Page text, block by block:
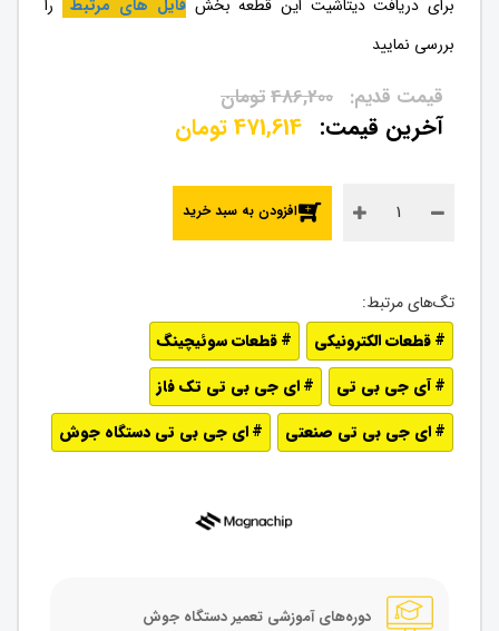
برای دریافت دیتاشیت این قطعه بخشفایل های مرتبط
را
بررسی نمایید
471,614تومان
486,200تومان
افزودن به سبد خرید
قطعات الکترونیکی
قطعات سوئیچینگ
آی جی بی تی
ای جی بی تی تک فاز
ای جی بی تی صنعتی
ای جی بی تی دستگاه جوش
دوره‌های آموزشی تعمیر دستگاه جوش